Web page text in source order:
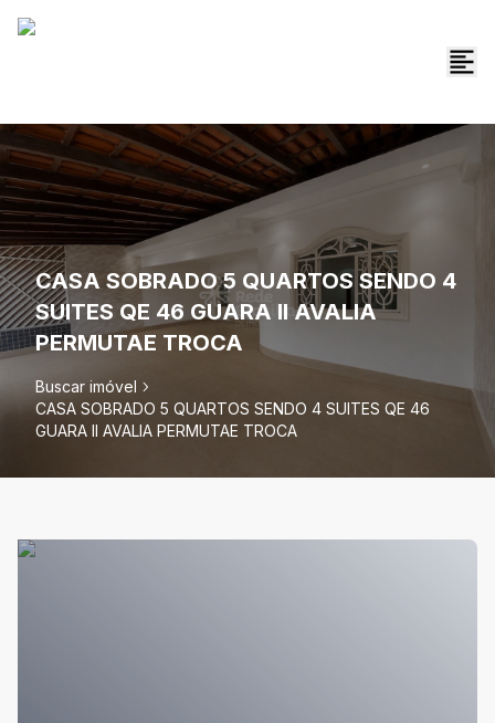
CASA SOBRADO 5 QUARTOS SENDO 4
SUITES QE 46 GUARA II AVALIA
PERMUTAE TROCA
Buscar imóvel
CASA SOBRADO 5 QUARTOS SENDO 4 SUITES QE 46
GUARA II AVALIA PERMUTAE TROCA